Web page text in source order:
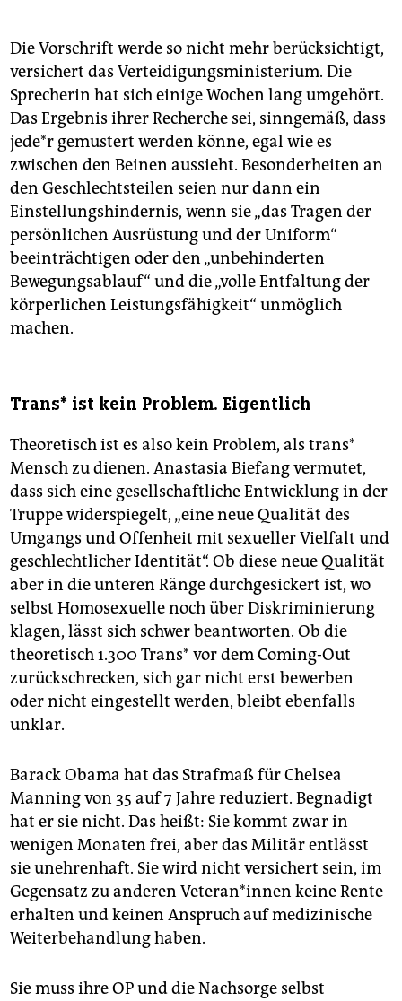
Die Vorschrift werde so nicht mehr berücksichtigt,
versichert das Verteidigungsministerium. Die
Sprecherin hat sich einige Wochen lang umgehört.
Das Ergebnis ihrer Recherche sei, sinngemäß, dass
jede*r gemustert werden könne, egal wie es
zwischen den Beinen aussieht. Besonderheiten an
den Geschlechtsteilen seien nur dann ein
Einstellungshindernis, wenn sie „das Tragen der
persönlichen Ausrüstung und der Uniform“
beeinträchtigen oder den „unbehinderten
Bewegungsablauf“ und die „volle Entfaltung der
körperlichen Leistungsfähigkeit“ unmöglich
machen.
Trans* ist kein Problem. Eigentlich
Theoretisch ist es also kein Problem, als trans*
Mensch zu dienen. Anastasia Biefang vermutet,
dass sich eine gesellschaftliche Entwicklung in der
Truppe widerspiegelt, „eine neue Qualität des
Umgangs und Offenheit mit sexueller Vielfalt und
geschlechtlicher Identität“. Ob diese neue Qualität
aber in die unteren Ränge durchgesickert ist, wo
selbst Homosexuelle noch über Diskriminierung
klagen, lässt sich schwer beantworten. Ob die
theoretisch 1.300 Trans* vor dem Coming-Out
zurückschrecken, sich gar nicht erst bewerben
oder nicht eingestellt werden, bleibt ebenfalls
unklar.
Barack Obama hat das Strafmaß für Chelsea
Manning von 35 auf 7 Jahre reduziert. Begnadigt
hat er sie nicht. Das heißt: Sie kommt zwar in
wenigen Monaten frei, aber das Militär entlässt
sie unehrenhaft. Sie wird nicht versichert sein, im
Gegensatz zu anderen Veteran*innen keine Rente
erhalten und keinen Anspruch auf medizinische
Weiterbehandlung haben.
Sie muss ihre OP und die Nachsorge selbst